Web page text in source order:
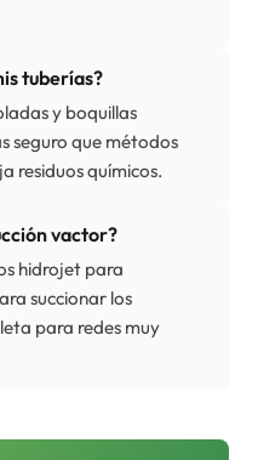
tuberías?
y boquillas
seguro que métodos
residuos químicos.
vactor?
hidrojet para
succionar los
para redes muy